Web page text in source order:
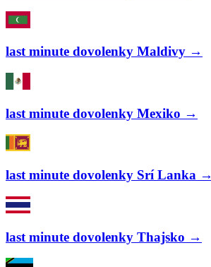
last minute dovolenky Maldivy →
last minute dovolenky Mexiko →
last minute dovolenky Srí Lanka →
last minute dovolenky Thajsko →